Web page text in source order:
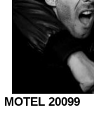
MOTEL 20099